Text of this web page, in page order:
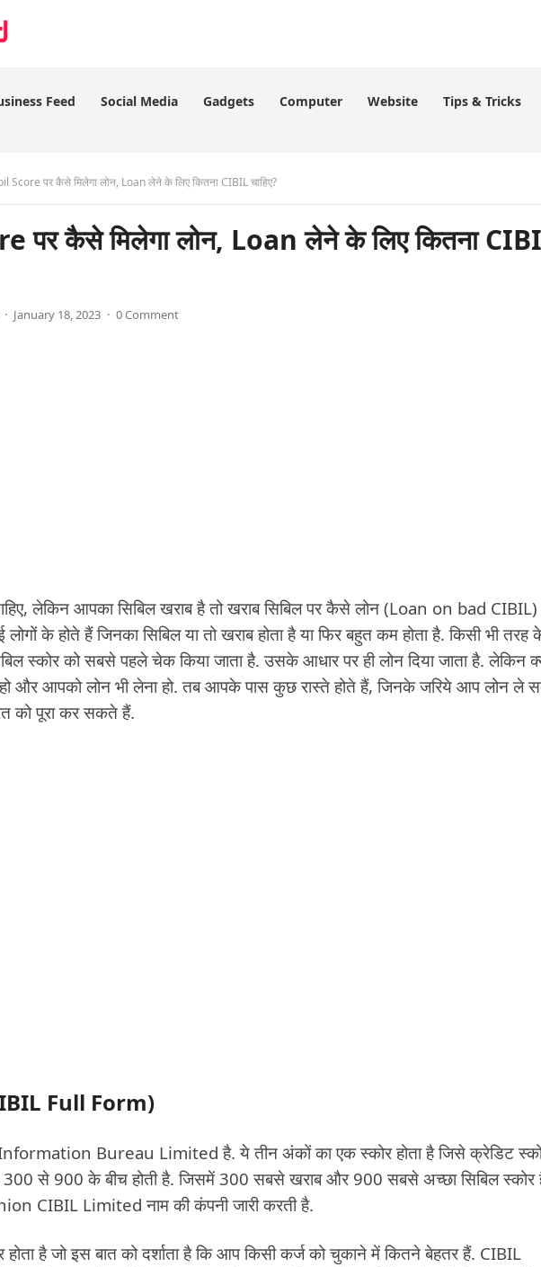
Feed Social Media Gadgets Computer Website Tips & Tricks
Score पर कैसे मिलेगा लोन, Loan लेने के लिए कितना CIBIL चाहिए?
पर कैसे मिलेगा लोन, Loan लेने के लिए कितना
· January 18, 2023 · 0 Comment
लेकिन आपका सिबिल खराब है तो खराब सिबिल पर कैसे लोन (Loan on bad CIBIL)
के होते हैं जिनका सिबिल या तो खराब होता है या फिर बहुत कम होता है. किसी भी तरह
स्कोर को सबसे पहले चेक किया जाता है. उसके आधार पर ही लोन दिया जाता है. लेकिन
और आपको लोन भी लेना हो. तब आपके पास कुछ रास्ते होते हैं, जिनके जरिये आप लोन ले
को पूरा कर सकते हैं.
Full Form)
Bureau Limited है. ये तीन अंकों का एक स्कोर होता है जिसे क्रेडिट
300 से 900 के बीच होती है. जिसमें 300 सबसे खराब और 900 सबसे अच्छा सिबिल स्कोर
CIBIL Limited नाम की कंपनी जारी करती है.
है जो इस बात को दर्शाता है कि आप किसी कर्ज को चुकाने में कितने बेहतर हैं. CIBIL